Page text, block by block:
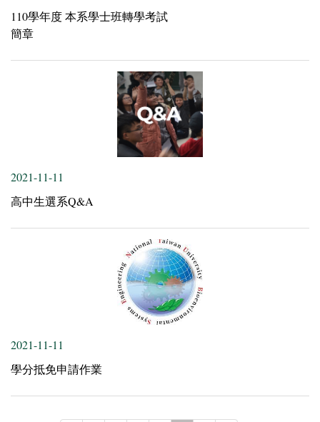
110學年度 本系學士班轉學考試
簡章
2021-11-11
高中生選系Q&A
2021-11-11
學分抵免申請作業